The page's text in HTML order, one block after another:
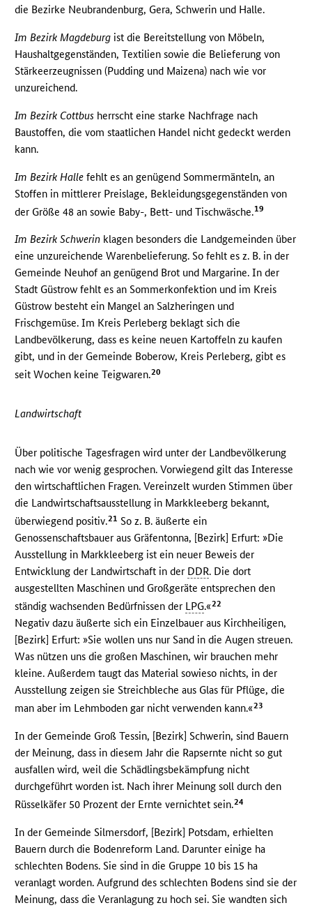
die Bezirke Neubrandenburg, Gera, Schwerin und Halle.
Im Bezirk Magdeburg ist die Bereitstellung von Möbeln,
Haushaltgegenständen, Textilien sowie die Belieferung von
Stärkeerzeugnissen (Pudding und Maizena) nach wie vor
unzureichend.
Im Bezirk Cottbus herrscht eine starke Nachfrage nach
Baustoffen, die vom staatlichen Handel nicht gedeckt werden
kann.
Im Bezirk Halle fehlt es an genügend Sommermänteln, an
Stoffen in mittlerer Preislage, Bekleidungsgegenständen von
der Größe 48 an sowie Baby-, Bett- und Tischwäsche.19
Im Bezirk Schwerin klagen besonders die Landgemeinden über
eine unzureichende Warenbelieferung. So fehlt es z. B. in der
Gemeinde Neuhof an genügend Brot und Margarine. In der
Stadt Güstrow fehlt es an Sommerkonfektion und im Kreis
Güstrow besteht ein Mangel an Salzheringen und
Frischgemüse. Im Kreis Perleberg beklagt sich die
Landbevölkerung, dass es keine neuen Kartoffeln zu kaufen
gibt, und in der Gemeinde Boberow, Kreis Perleberg, gibt es
seit Wochen keine Teigwaren.20
Landwirtschaft
Über politische Tagesfragen wird unter der Landbevölkerung
nach wie vor wenig gesprochen. Vorwiegend gilt das Interesse
den wirtschaftlichen Fragen. Vereinzelt wurden Stimmen über
die Landwirtschaftsausstellung in Markkleeberg bekannt,
überwiegend positiv.21 So z. B. äußerte ein
Genossenschaftsbauer aus Gräfentonna, [Bezirk] Erfurt: »Die
Ausstellung in Markkleeberg ist ein neuer Beweis der
Entwicklung der Landwirtschaft in der DDR. Die dort
ausgestellten Maschinen und Großgeräte entsprechen den
ständig wachsenden Bedürfnissen der LPG.«22
Negativ dazu äußerte sich ein Einzelbauer aus Kirchheiligen,
[Bezirk] Erfurt: »Sie wollen uns nur Sand in die Augen streuen.
Was nützen uns die großen Maschinen, wir brauchen mehr
kleine. Außerdem taugt das Material sowieso nichts, in der
Ausstellung zeigen sie Streichbleche aus Glas für Pflüge, die
man aber im Lehmboden gar nicht verwenden kann.«23
In der Gemeinde Groß Tessin, [Bezirk] Schwerin, sind Bauern
der Meinung, dass in diesem Jahr die Rapsernte nicht so gut
ausfallen wird, weil die Schädlingsbekämpfung nicht
durchgeführt worden ist. Nach ihrer Meinung soll durch den
Rüsselkäfer 50 Prozent der Ernte vernichtet sein.24
In der Gemeinde Silmersdorf, [Bezirk] Potsdam, erhielten
Bauern durch die Bodenreform Land. Darunter einige ha
schlechten Bodens. Sie sind in die Gruppe 10 bis 15 ha
veranlagt worden. Aufgrund des schlechten Bodens sind sie der
Meinung, dass die Veranlagung zu hoch sei. Sie wandten sich